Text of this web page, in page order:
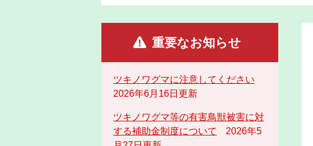
重要なお知らせ
ツキノワグマに注意してください
2026年6月16日更新
ツキノワグマ等の有害鳥獣被害に対
する補助金制度について
2026年5